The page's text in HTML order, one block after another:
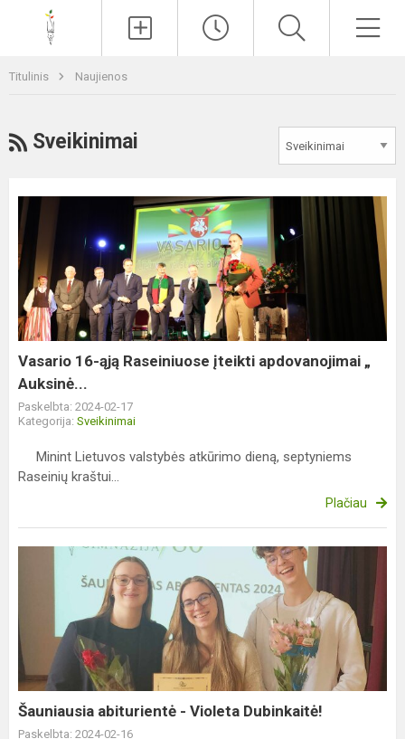
Titulinis Naujienos
RSS
Sveikinimai
Vasario
16-
ąją
Raseiniuose
įteikti
apdovanojimai
„
Auksinė...
Vasario 16-ąją Raseiniuose įteikti apdovanojimai „
Auksinė...
Paskelbta: 2024-02-17
Kategorija: Sveikinimai
Minint Lietuvos valstybės atkūrimo dieną, septyniems
Raseinių kraštui...
Plačiau
Šauniausia
abiturientė
Violeta
Dubinkaitė!
Šauniausia abiturientė - Violeta Dubinkaitė!
Paskelbta: 2024-02-16